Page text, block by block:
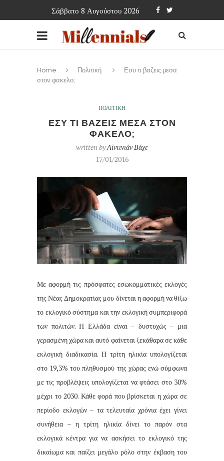
Σάββατο 8 Αυγούστου 2026
Home Πολιτική
Εσυ τι βαζεις μεσα
στον φακελο;
ΠΟΛΙΤΙΚΗ
ΕΣΥ ΤΙ ΒΑΖΕΙΣ ΜΕΣΑ ΣΤΟΝ
ΦΑΚΕΛΟ;
written byΑϊντινιάν Βάχε
17/01/2016
Με αφορμή τις πρόσφατες εσωκομματικές εκλογές
της Νέας Δημοκρατίας μου δίνεται η αφορμή να θίξω
το εκλογικό σύστημα και την εκλογική συμπεριφορά
των πολιτών. Η Ελλάδα είναι – δυστυχώς – μια
γερασμένη χώρα και αυτό φαίνεται ξεκάθαρα σε κάθε
εκλογική διαδικασία. Η τρίτη ηλικία υπολογίζεται
στο 19,3% του πληθυσμού της χώρας ενώ σύμφωνα
με τις προβλέψεις υπολογίζεται να φτάσει στο 30%
μέχρι το 2030. Κάθε φορά που βρίσκεται η χώρα σε
περίοδο εκλογών – τα τελευταία χρόνια έχει γίνει
συνήθεια – η τρίτη ηλικία δίνει το παρόν στα
εκλογικά κέντρα για να ασκήσει το εκλογικό της
δικαίωμα και παίζει μεγάλο ρόλο στην έκβαση του